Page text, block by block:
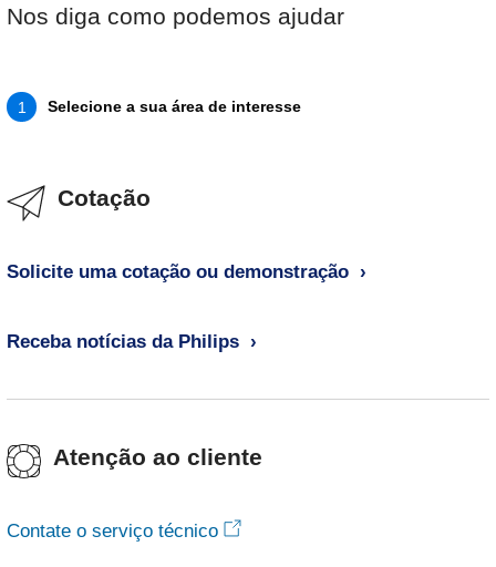
Nos diga como podemos ajudar
1 Selecione a sua área de interesse
Cotação
Solicite uma cotação ou demonstração
Receba notícias da Philips
Atenção ao cliente
Contate o serviço técnico